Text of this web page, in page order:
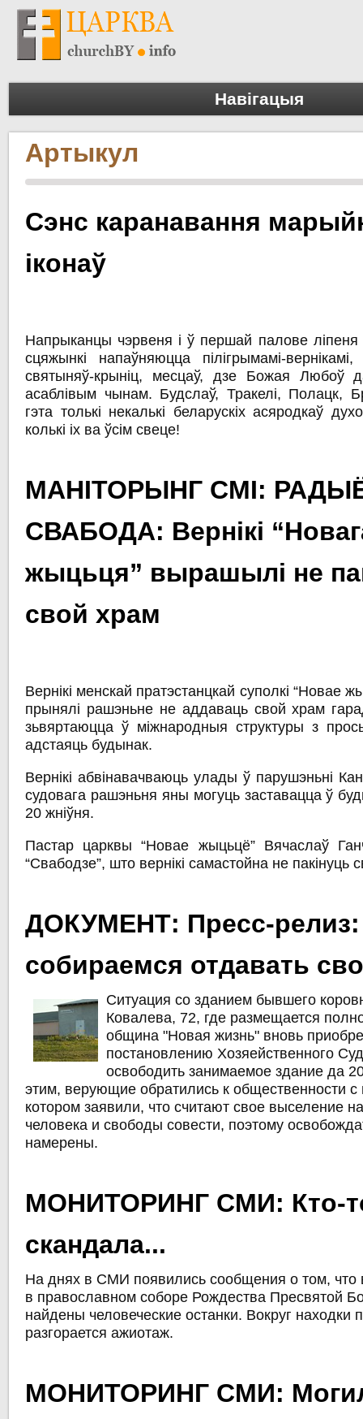
Навігацыя
Артыкул
Cэнс каранавання
іконаў
Напрыканцы чэрвеня і ў першай палове ліпеня
сцяжынкі напаўняюцца пілігрымамі-
святыняў-крыніц, месцаў, дзе Божая Любоў
асаблівым чынам. Будслаў, Тракелі, Полацк,
гэта толькі некалькі беларускіх асяродкаў
колькі іх ва ўсім свеце!
МАНІТОРЫНГ СМІ:
СВАБОДА: Вернікі
жыцьця” вырашылі не
свой храм
Вернікі менскай пратэстанцкай суполкі “Новае
прынялі рашэньне не аддаваць свой храм
зьвяртаюцца ў міжнародныя структуры з
адстаяць будынак.
Вернікі абвінавачваюць улады ў парушэньні
судовага рашэньня яны могуць заставацца ў
20 жніўня.
Пастар царквы “Новае жыцьцё” Вячаслаў
“Свабодзе”, што вернікі самастойна не пакінуць
ДОКУМЕНТ: Пресс-
собираемся отдавать
Ситуация со зданием бывшего
Ковалева, 72, где размещается
община "Новая жизнь" вновь
постановлению Хозяейственного
освободить занимаемое здание да
этим, верующие обратились к общественности с
котором заявили, что считают свое выселение
человека и свободы совести, поэтому
намерены.
МОНИТОРИНГ СМИ: Кто-
скандала...
На днях в СМИ появились сообщения о том, что
в православном соборе Рождества Пресвятой
найдены человеческие останки. Вокруг находки
разгорается ажиотаж.
МОНИТОРИНГ СМИ: